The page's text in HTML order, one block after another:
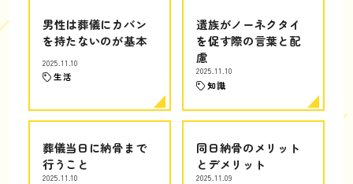
男性は葬儀にカバン
を持たないのが基本
2025.11.10
生活
遺族がノーネクタイ
を促す際の言葉と配
慮
2025.11.10
知識
葬儀当日に納骨まで
行うこと
2025.11.10
同日納骨のメリット
とデメリット
2025.11.09